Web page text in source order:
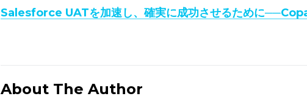
Salesforce UATを加速し、確実に成功させるために
About The Author